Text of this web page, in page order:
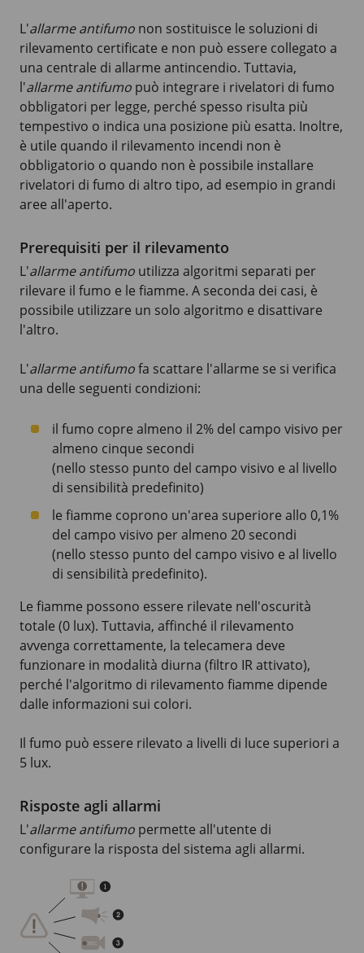
L'allarme antifumo non sostituisce le soluzioni di
rilevamento certificate e non può essere collegato a
una centrale di allarme antincendio. Tuttavia,
l'allarme antifumo può integrare i rivelatori di fumo
obbligatori per legge, perché spesso risulta più
tempestivo o indica una posizione più esatta. Inoltre,
è utile quando il rilevamento incendi non è
obbligatorio o quando non è possibile installare
rivelatori di fumo di altro tipo, ad esempio in grandi
aree all'aperto.
Prerequisiti per il rilevamento
L'allarme antifumo utilizza algoritmi separati per
rilevare il fumo e le fiamme. A seconda dei casi, è
possibile utilizzare un solo algoritmo e disattivare
l'altro.
L'allarme antifumofa scattare l'allarme se si verifica
una delle seguenti condizioni:
il fumo copre almeno il 2% del campo visivo per
almeno cinque secondi
(nello stesso punto del campo visivo e al livello
di sensibilità predefinito)
le fiamme coprono un'area superiore allo 0,1%
del campo visivo per almeno 20 secondi
(nello stesso punto del campo visivo e al livello
di sensibilità predefinito).
Le fiamme possono essere rilevate nell'oscurità
totale (0 lux). Tuttavia, affinché il rilevamento
avvenga correttamente, la telecamera deve
funzionare in modalità diurna (filtro IR attivato),
perché l'algoritmo di rilevamento fiamme dipende
dalle informazioni sui colori.
Il fumo può essere rilevato a livelli di luce superiori a
5 lux.
Risposte agli allarmi
L'allarme antifumo permette all'utente di
configurare la risposta del sistema agli allarmi.